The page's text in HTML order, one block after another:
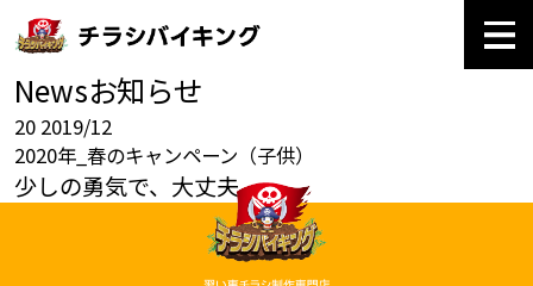
Newsお知らせ
20 2019/12
2020年_春のキャンペーン（子供）
少しの勇気で、大丈夫。